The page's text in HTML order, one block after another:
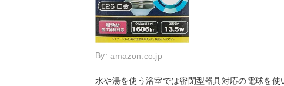
By:amazon.co.jp
水や湯を使う浴室では密閉型器具対応の電球を